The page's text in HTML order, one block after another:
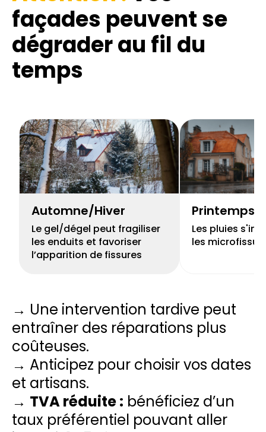
façades peuvent se
dégrader au fil du
temps
Automne/Hiver
Le gel/dégel peut fragiliser
les enduits et favoriser
l’apparition de fissures
Printemps
Les pluies
les
→ Une intervention tardive peut
entraîner des réparations plus
coûteuses.
→ Anticipez pour choisir vos dates
et artisans.
→ TVA réduite : bénéficiez d’un
taux préférentiel pouvant aller